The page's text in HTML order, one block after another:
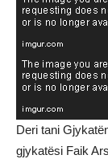
Deri tani
gjykatësi Faik